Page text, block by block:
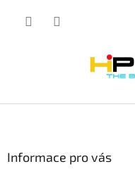
Informace pro vás